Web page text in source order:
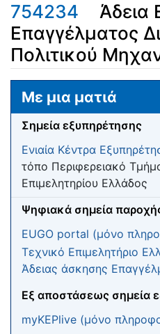
754234
Άδεια
Επαγγέλματος
Πολιτικού
Μετάβαση σε: πλοήγηση
Με μια ματιά
Σημεία εξυπηρέτησης
Ενιαία Κέντρα
τόπο Περιφερειακό
Επιμελητηρίου Ελλάδος
Ψηφιακά σημεία
EUGO portal (μόνο
Τεχνικό Επιμελητήριο
Άδειας άσκησης
Eξ αποστάσεως σημεία
myKEPlive (μόνο